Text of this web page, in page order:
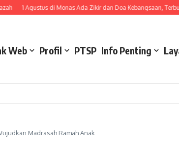
di Monas Ada Zikir dan Doa Kebangsaan, Terbuka untuk
Web Profil PTSP Info Penting
Madrasah Ramah Anak